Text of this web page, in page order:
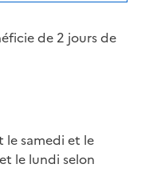
de 2 jours de
le samedi et le
le lundi selon